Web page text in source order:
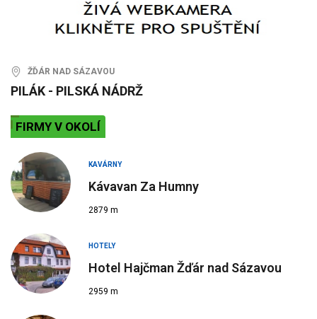
ŽĎÁR NAD SÁZAVOU
PILÁK - PILSKÁ NÁDRŽ
FIRMY V OKOLÍ
KAVÁRNY
Kávavan Za Humny
2879 m
HOTELY
Hotel Hajčman Žďár nad Sázavou
2959 m